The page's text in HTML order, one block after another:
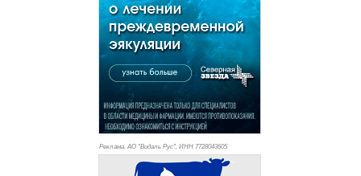
Реклама. АО "Видаль Рус", ИНН 7728043605